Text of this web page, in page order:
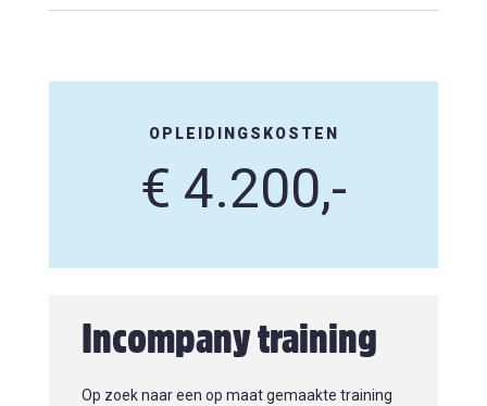
OPLEIDINGSKOSTEN
€ 4.200,-
Incompany training
Op zoek naar een op maat gemaakte training